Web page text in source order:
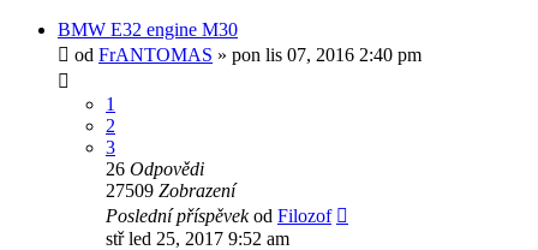
BMW E32 engine M30
od FrANTOMAS » pon lis 07, 2016 2:40 pm
1
2
3
26 Odpovědi
27509 Zobrazení
Poslední příspěvekod Filozof
stř led 25, 2017 9:52 am